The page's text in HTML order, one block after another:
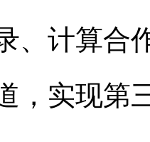
、计算合
，实现第